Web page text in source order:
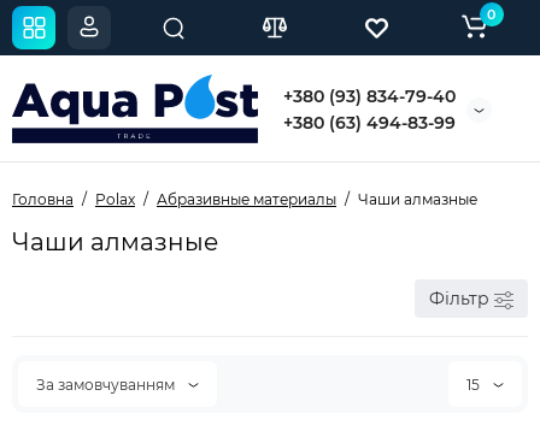
+380 (93) 834-79-40
+380 (63) 494-83-99
0
Головна Polax Абразивные материалы Чаши алмазные
Чаши алмазные
Фільтр
За замовчуванням 15